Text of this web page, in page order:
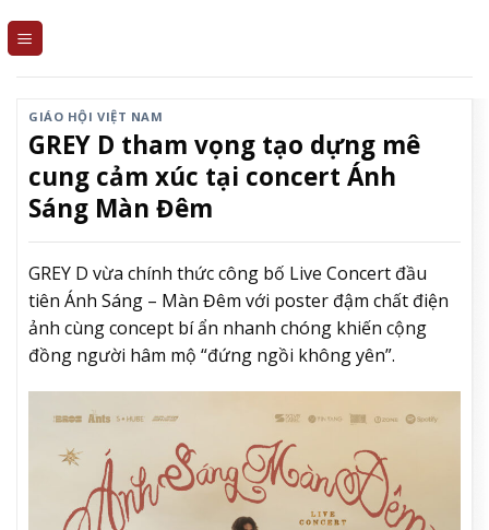
GIÁO HỘI VIỆT NAM
GREY D tham vọng tạo dựng mê
cung cảm xúc tại concert Ánh
Sáng Màn Đêm
GREY D vừa chính thức công bố Live Concert đầu
tiên Ánh Sáng – Màn Đêm với poster đậm chất điện
ảnh cùng concept bí ẩn nhanh chóng khiến cộng
đồng người hâm mộ “đứng ngồi không yên”.